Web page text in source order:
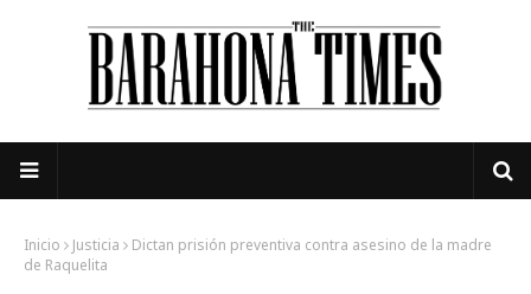
Inicio Justicia
Dictan prisión preventiva contra asesino de la madre
de Raquelita